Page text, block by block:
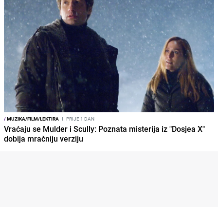
/MUZIKA/FILM/LEKTIRA I PRIJE 1 DAN
Vraćaju se Mulder i Scully: Poznata misterija iz "Dosjea X"
dobija mračniju verziju